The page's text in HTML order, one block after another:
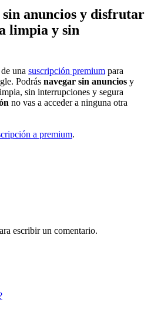
sin anuncios y disfrutar
limpia y sin
una suscripción premium para
Podrás navegar sin anuncios y
sin interrupciones y segura
no vas a acceder a ninguna otra
a premium.
escribir un comentario.